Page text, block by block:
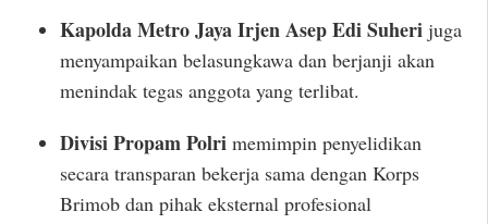
Kapolda Metro Jaya Irjen Asep Edi Suheri juga
menyampaikan belasungkawa dan berjanji akan
menindak tegas anggota yang terlibat.
Divisi Propam Polri memimpin penyelidikan
secara transparan bekerja sama dengan Korps
Brimob dan pihak eksternal profesional